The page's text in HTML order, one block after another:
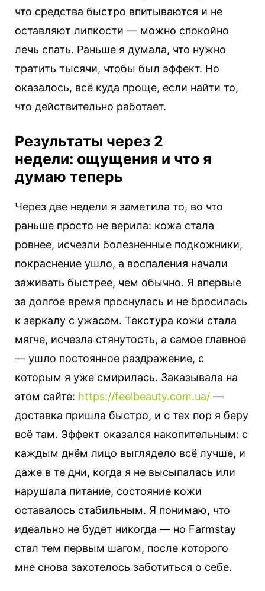
что средства быстро впитываются и не
оставляют липкости — можно спокойно
лечь спать. Раньше я думала, что нужно
тратить тысячи, чтобы был эффект. Но
оказалось, всё куда проще, если найти то,
что действительно работает.
Результаты через 2
недели: ощущения и что я
думаю теперь
Через две недели я заметила то, во что
раньше просто не верила: кожа стала
ровнее, исчезли болезненные подкожники,
покраснение ушло, а воспаления начали
заживать быстрее, чем обычно. Я впервые
за долгое время проснулась и не бросилась
к зеркалу с ужасом. Текстура кожи стала
мягче, исчезла стянутость, а самое главное
— ушло постоянное раздражение, с
которым я уже смирилась. Заказывала на
этом сайте: https://feelbeauty.com.ua/ —
доставка пришла быстро, и с тех пор я беру
всё там. Эффект оказался накопительным: с
каждым днём лицо выглядело всё лучше, и
даже в те дни, когда я не высыпалась или
нарушала питание, состояние кожи
оставалось стабильным. Я понимаю, что
идеально не будет никогда — но Farmstay
стал тем первым шагом, после которого
мне снова захотелось заботиться о себе.